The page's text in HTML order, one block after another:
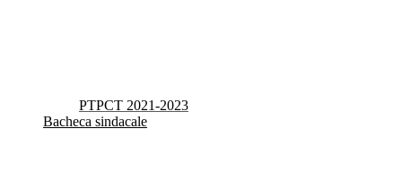
PTPCT 2021-2023
Bacheca sindacale